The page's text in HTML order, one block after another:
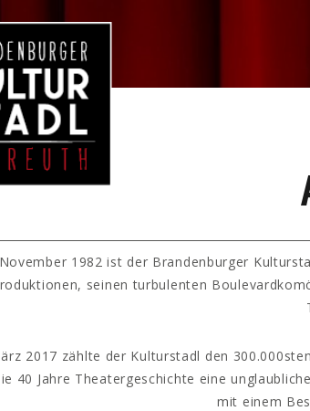
1982 ist der Brandenburger
seinen turbulenten
2017 zählte der Kulturstadl den
40 Jahre Theatergeschichte eine
mit einem